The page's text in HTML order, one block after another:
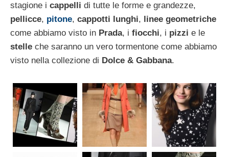
stagione i cappelli di tutte le forme e grandezze,
pellicce, pitone, cappotti lunghi, linee geometriche
come abbiamo visto in Prada, i fiocchi, i pizzi e le
stelle che saranno un vero tormentone come abbiamo
visto nella collezione di Dolce & Gabbana.